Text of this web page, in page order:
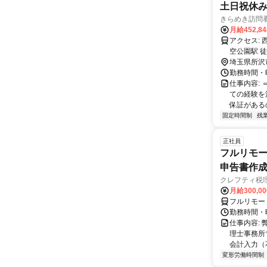
土日祝休
きらめき訪問
月給
アクセス: 西武池袋線 所沢駅 徒歩11分 西武新宿線 所沢駅 徒歩11分 西武新宿線 航
空公園駅
埼玉県所沢
勤務時間
仕事内容:
ての経験
保証がある
固定時間制 残
正社員
フルリモ
申告書作
クレフティ税
月給
フルリモー
勤務時間
仕事内容:
理士事務
会計入力
変形労働時間制